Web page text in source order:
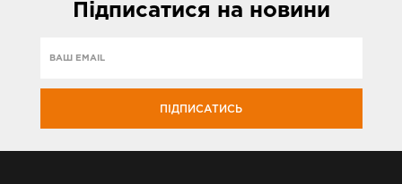
Підписатися на новини
ПІДПИСАТИСЬ